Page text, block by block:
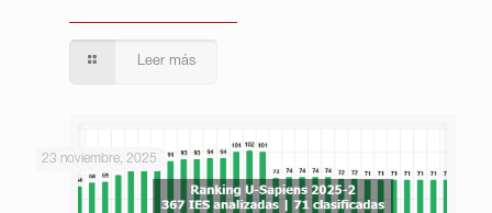
Leer más
23 noviembre, 2025